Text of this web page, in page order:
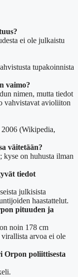
ei ole julkaistu
tupakoinnista
vaimo?
nimen, mutta tiedot
vahvistavat avioliiton
(Wikipedia,
väitetään?
kyse on huhusta ilman
tiedot
julkisista
haastattelut.
pituuden ja
noin 178 cm
arvoa ei ole
Orpon poliittisesta